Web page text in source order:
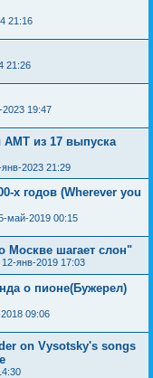
21:16
21:26
2023 19:47
из 17 выпуска
2023 21:29
х годов (Wherever you
май-2019 00:15
Москве шагает слон"
12-янв-2019 17:03
о пионе(Бужерел)
09:06
on Vysotsky's songs